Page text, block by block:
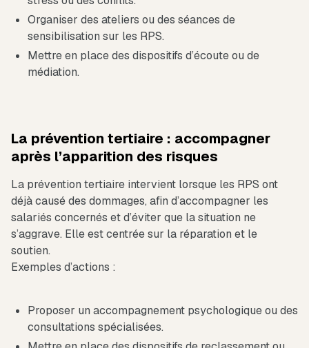
Organiser des ateliers ou des séances de
sensibilisation sur les RPS.
Mettre en place des dispositifs d’écoute ou de
médiation.
La prévention tertiaire : accompagner
après l’apparition des risques
La prévention tertiaire intervient lorsque les RPS ont
déjà causé des dommages, afin d’accompagner les
salariés concernés et d’éviter que la situation ne
s’aggrave. Elle est centrée sur la réparation et le
soutien.
Exemples d’actions :
Proposer un accompagnement psychologique ou des
consultations spécialisées.